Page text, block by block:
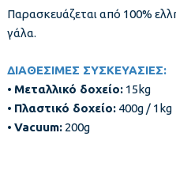
Παρασκευάζεται από 100%
γάλα.
ΔΙΑΘΕΣΙΜΕΣ ΣΥΣΚΕΥΑΣΙΕΣ:
• Μεταλλικό δοχείο: 15kg
• Πλαστικό δοχείο: 400g / 1kg
• Vacuum: 200g